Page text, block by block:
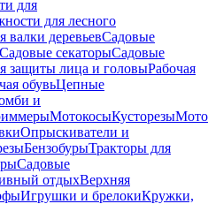
для
для лесного
валки деревьевСадовые
Садовые секаторыСадовые
защиты лица и головыРабочая
обувьЦепные
и
МотокосыКусторезы
Опрыскиватели и
БензобурыТракторы для
Садовые
отдыхВерхняя
Игрушки и брелокиКружки,